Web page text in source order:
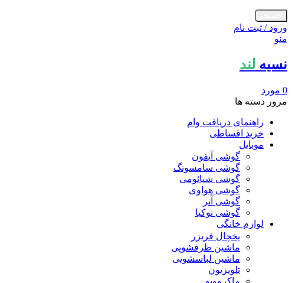
ورود / ثبت نام
منو
نسیه لند
0 مورد
مرور دسته ها
راهنمای دریافت وام
خرید اقساطی
موبایل
گوشی آیفون
گوشی سامسونگ
گوشی شیائومی
گوشی هواوی
گوشی آنر
گوشی نوکیا
لوازم خانگی
یخچال فریزر
ماشین ظرفشویی
ماشین لباسشویی
تلویزیون
ماکروویو